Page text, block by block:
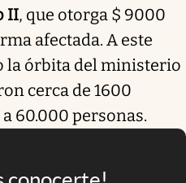
II, que otorga $ 9000
afectada. A este
la órbita del ministerio
cerca de 1600
60.000 personas.